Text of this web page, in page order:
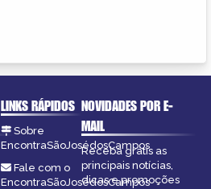
LINKS RÁPIDOS
Sobre
EncontraSãoJosédosCampos
Fale com o
EncontraSãoJosédosCampos
NOVIDADES POR E-
MAIL
Receba grátis as
principais notícias,
dicas e promoções